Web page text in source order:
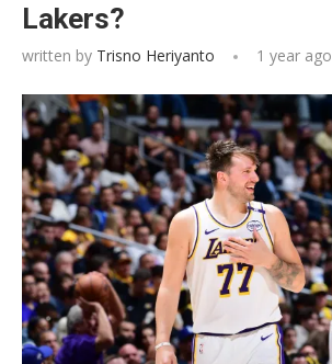
Lakers?
written by Trisno Heriyanto 1 year ago